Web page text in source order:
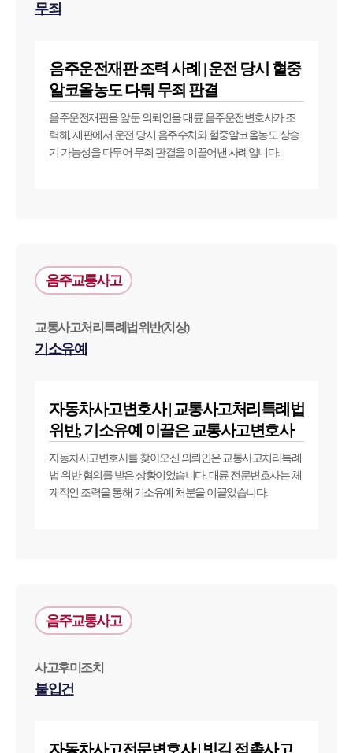
무죄
음주운전재판 조력 사례 | 운전 당시 혈중
알코올농도 다퉈 무죄 판결
음주운전재판을 앞둔 의뢰인을 대륜 음주운전변호사가 조
력해, 재판에서 운전 당시 음주수치와 혈중알코올농도 상승
기 가능성을 다투어 무죄 판결을 이끌어낸 사례입니다.
음주교통사고
교통사고처리특례법위반(치상)
기소유예
자동차사고변호사 | 교통사고처리특례법
위반, 기소유예 이끌은 교통사고변호사
자동차사고변호사를 찾아오신 의뢰인은 교통사고처리특례
법 위반 혐의를 받은 상황이었습니다. 대륜 전문변호사는 체
계적인 조력을 통해 기소유예 처분을 이끌었습니다.
음주교통사고
사고후미조치
불입건
자동차사고전문변호사 | 빗길 접촉사고